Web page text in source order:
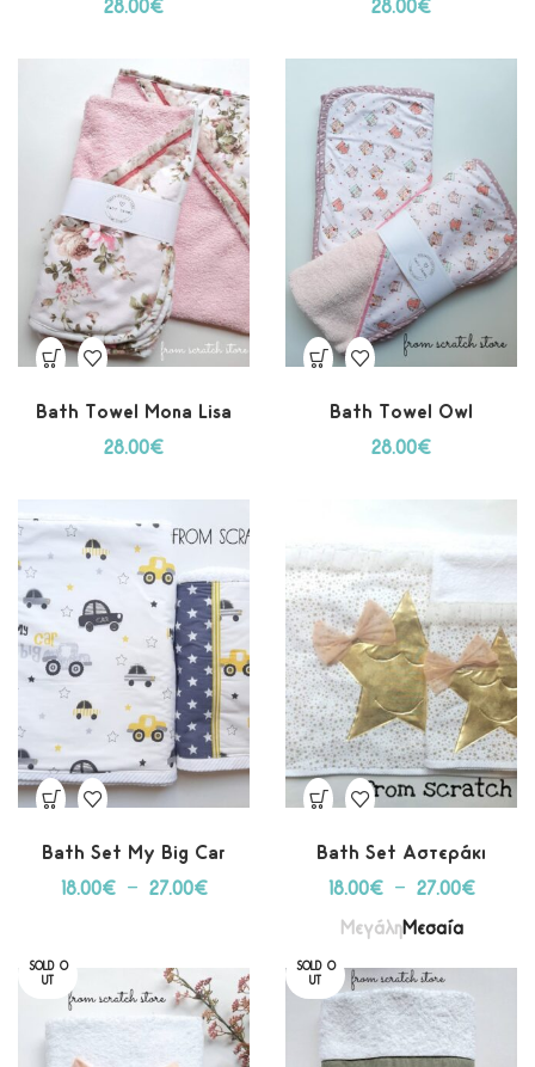
28.00€ 28.00€
Bath Towel Mona Lisa
28.00€
Bath Towel Owl
28.00€
Bath Set My Big Car
18.00€ – 27.00€
Bath Set Αστεράκι
18.00€ – 27.00€
ΜεγάληΜεσαία
SOLD O
UT
SOLD O
UT